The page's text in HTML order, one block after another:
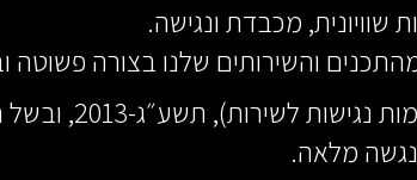
שוויונית, מכבדת ונגישה.
והשירותים שלנו בצורה פשוטה
על פי תקנות